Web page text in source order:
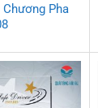
Pha